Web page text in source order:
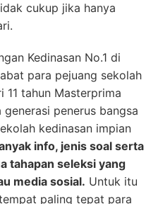
cukup jika hanya
Kedinasan No.1 di
para pejuang sekolah
11 tahun Masterprima
penerus bangsa
kedinasan impian
info, jenis soal serta
tahapan seleksi yang
media sosial. Untuk itu
paling tepat para